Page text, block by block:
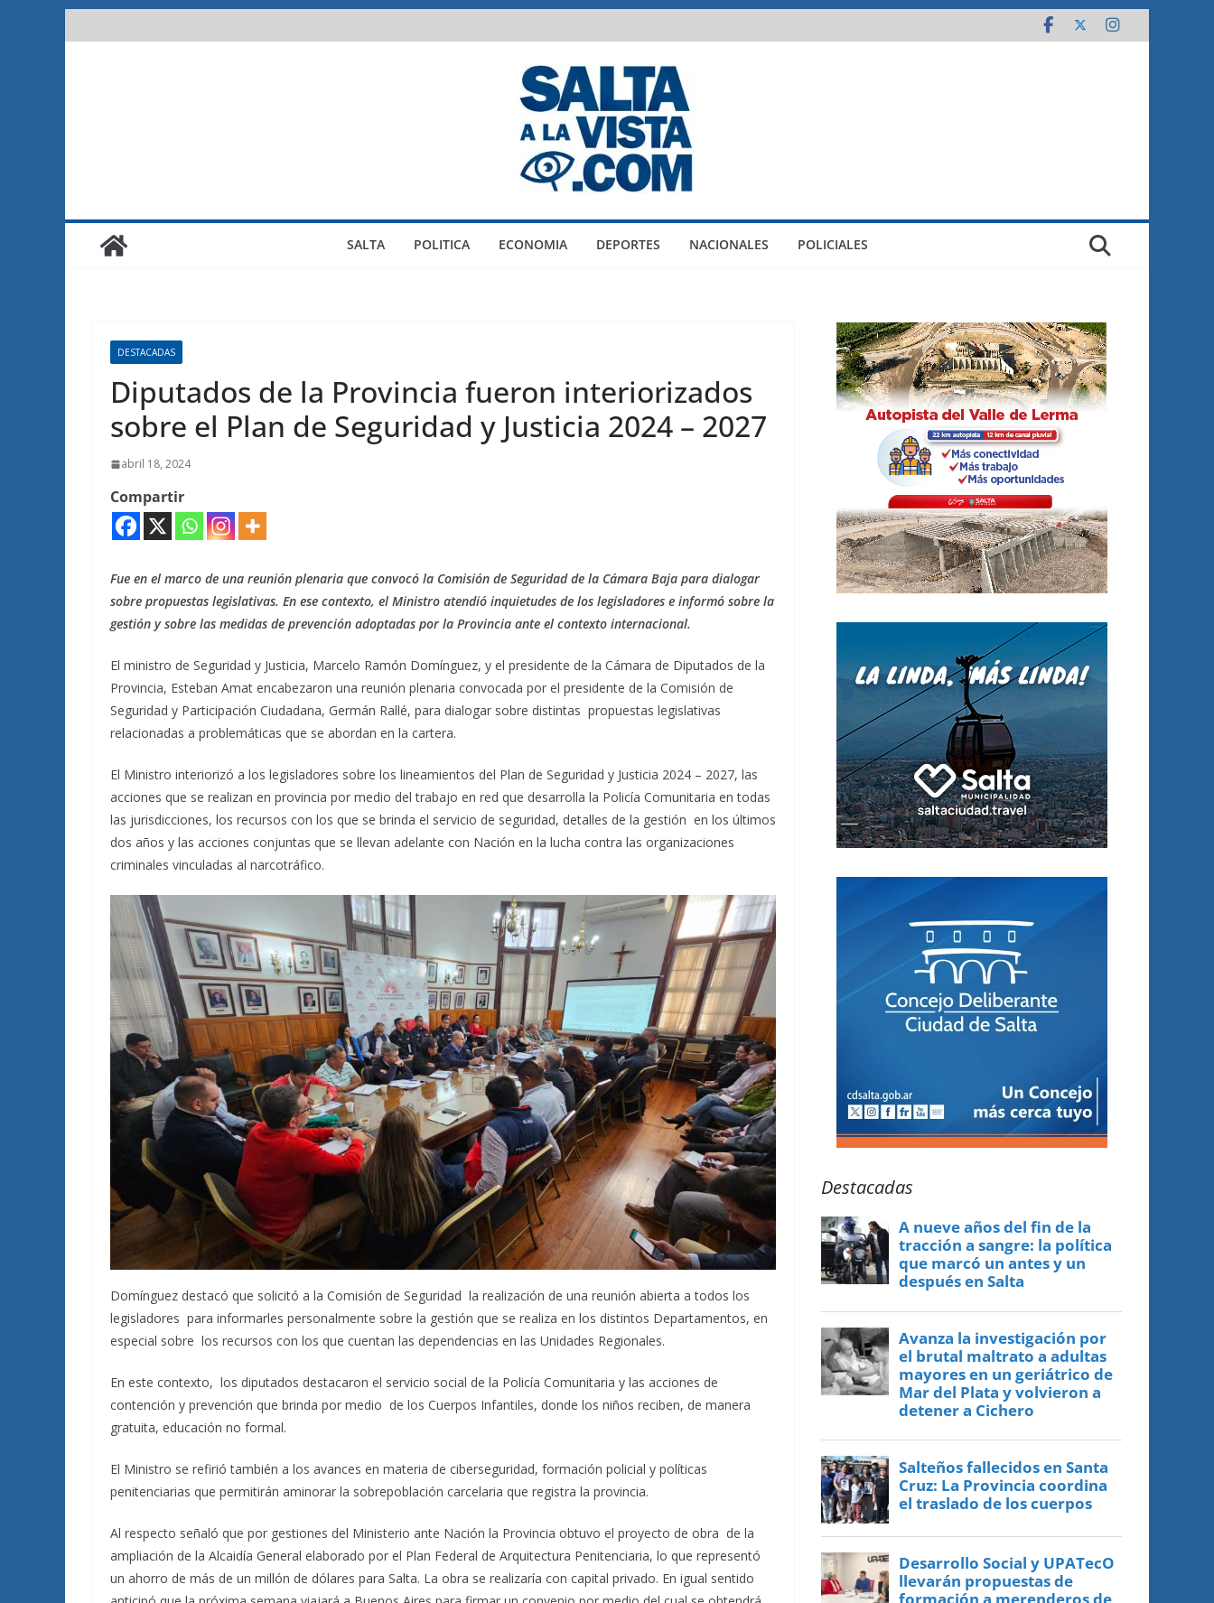
al
SALTA POLITICA ECONOMIA DEPORTES NACIONALES POLICIALES
DESTACADAS
Diputados de la Provincia fueron interiorizados
sobre el Plan de Seguridad y Justicia 2024 – 2027
abril 18, 2024
Compartir
Fue en el marco de una reunión plenaria que convocó la Comisión de Seguridad de la Cámara Baja para dialogar
sobre propuestas legislativas. En ese contexto, el Ministro atendió inquietudes de los legisladores e informó sobre la
gestión y sobre las medidas de prevención adoptadas por la Provincia ante el contexto internacional.
El ministro de Seguridad y Justicia, Marcelo Ramón Domínguez, y el presidente de la Cámara de Diputados de la
Provincia, Esteban Amat encabezaron una reunión plenaria convocada por el presidente de la Comisión de
Seguridad y Participación Ciudadana, Germán Rallé, para dialogar sobre distintas propuestas legislativas
relacionadas a problemáticas que se abordan en la cartera.
El Ministro interiorizó a los legisladores sobre los lineamientos del Plan de Seguridad y Justicia 2024 – 2027, las
acciones que se realizan en provincia por medio del trabajo en red que desarrolla la Policía Comunitaria en todas
las jurisdicciones, los recursos con los que se brinda el servicio de seguridad, detalles de la gestión en los últimos
dos años y las acciones conjuntas que se llevan adelante con Nación en la lucha contra las organizaciones
criminales vinculadas al narcotráfico.
Domínguez destacó que solicitó a la Comisión de Seguridad la realización de una reunión abierta a todos los
legisladores para informarles personalmente sobre la gestión que se realiza en los distintos Departamentos, en
especial sobre los recursos con los que cuentan las dependencias en las Unidades Regionales.
En este contexto, los diputados destacaron el servicio social de la Policía Comunitaria y las acciones de
contención y prevención que brinda por medio de los Cuerpos Infantiles, donde los niños reciben, de manera
gratuita, educación no formal.
El Ministro se refirió también a los avances en materia de ciberseguridad, formación policial y políticas
penitenciarias que permitirán aminorar la sobrepoblación carcelaria que registra la provincia.
Al respecto señaló que por gestiones del Ministerio ante Nación la Provincia obtuvo el proyecto de obra de la
ampliación de la Alcaidía General elaborado por el Plan Federal de Arquitectura Penitenciaria, lo que representó
un ahorro de más de un millón de dólares para Salta. La obra se realizaría con capital privado. En igual sentido
Destacadas